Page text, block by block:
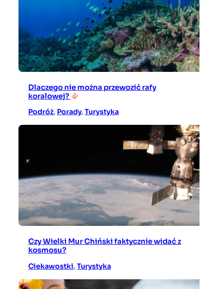
Dlaczego nie można przewozić rafy
koralowej?
Podróż, Porady, Turystyka
Czy Wielki Mur Chiński faktycznie widać z
kosmosu?
Ciekawostki, Turystyka